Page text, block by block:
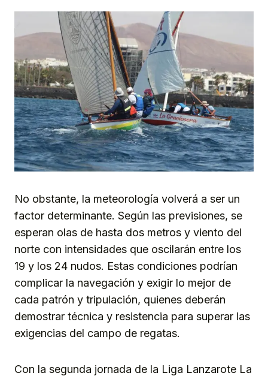
No obstante, la meteorología volverá a ser un
factor determinante. Según las previsiones, se
esperan olas de hasta dos metros y viento del
norte con intensidades que oscilarán entre los
19 y los 24 nudos. Estas condiciones podrían
complicar la navegación y exigir lo mejor de
cada patrón y tripulación, quienes deberán
demostrar técnica y resistencia para superar las
exigencias del campo de regatas.
Con la segunda jornada de la Liga Lanzarote La